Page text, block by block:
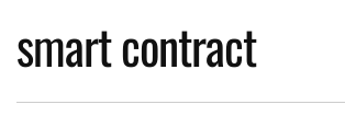
smart contract